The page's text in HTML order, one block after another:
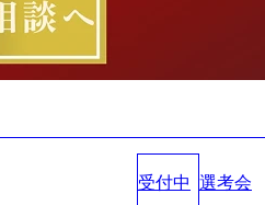
受付中 選考会